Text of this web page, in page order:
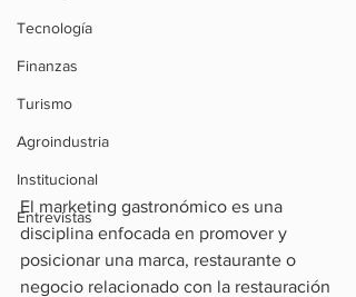
Tecnología
Finanzas
Turismo
Agroindustria
Institucional
Entrevistas
El marketing gastronómico es una
disciplina enfocada en promover y
posicionar una marca, restaurante o
negocio relacionado con la restauración